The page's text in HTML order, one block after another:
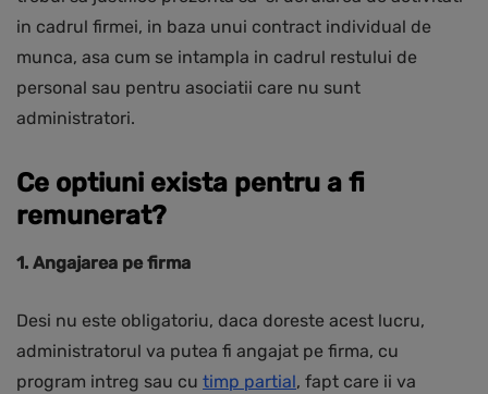
in cadrul firmei, in baza unui contract individual de
munca, asa cum se intampla in cadrul restului de
personal sau pentru asociatii care nu sunt
administratori.
Ce optiuni exista pentru a fi
remunerat?
1. Angajarea pe firma
Desi nu este obligatoriu, daca doreste acest lucru,
administratorul va putea fi angajat pe firma, cu
program intreg sau cu timp partial, fapt care ii va